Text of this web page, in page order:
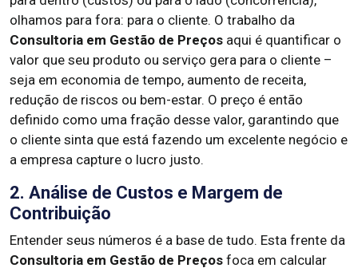
olhamos para fora: para o cliente. O trabalho da
Consultoria em Gestão de Preços aqui é quantificar o
valor que seu produto ou serviço gera para o cliente –
seja em economia de tempo, aumento de receita,
redução de riscos ou bem-estar. O preço é então
definido como uma fração desse valor, garantindo que
o cliente sinta que está fazendo um excelente negócio e
a empresa capture o lucro justo.
2. Análise de Custos e Margem de
Contribuição
Entender seus números é a base de tudo. Esta frente da
Consultoria em Gestão de Preços foca em calcular